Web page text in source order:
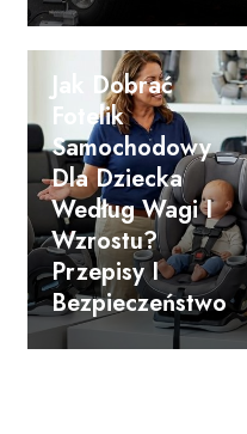
Jak Dobrać
Fotelik
Samochodowy
Dla Dziecka
Według Wagi I
Wzrostu?
Przepisy I
Bezpieczeństwo